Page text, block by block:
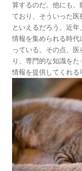
算するのだ。他にも、
ており、そういった
といえるだろう。近
情報を集められる時
っている。その点、
り、専門的な知識を
情報を提供してくれる